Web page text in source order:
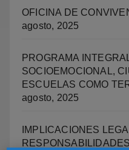
OFICINA DE
agosto, 2025
PROGRAMA
SOCIOEMOCIONAL,
ESCUELAS COMO
agosto, 2025
IMPLICACIONES